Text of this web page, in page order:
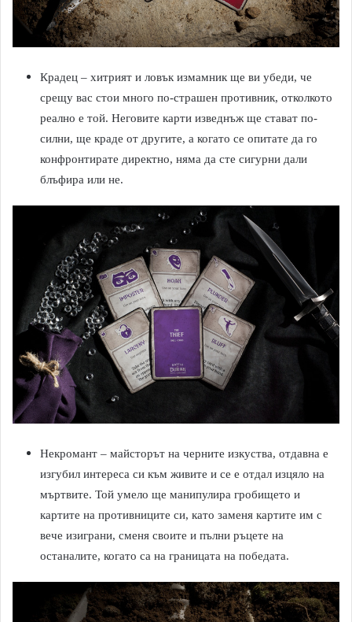
Крадец – хитрият и ловък измамник ще ви убеди, че
срещу вас стои много по-страшен противник, отколкото
реално е той. Неговите карти изведнъж ще стават по-
силни, ще краде от другите, а когато се опитате да го
конфронтирате директно, няма да сте сигурни дали
блъфира или не.
Некромант – майсторът на черните изкуства, отдавна е
изгубил интереса си към живите и се е отдал изцяло на
мъртвите. Той умело ще манипулира гробището и
картите на противниците си, като заменя картите им с
вече изиграни, сменя своите и пълни ръцете на
останалите, когато са на границата на победата.